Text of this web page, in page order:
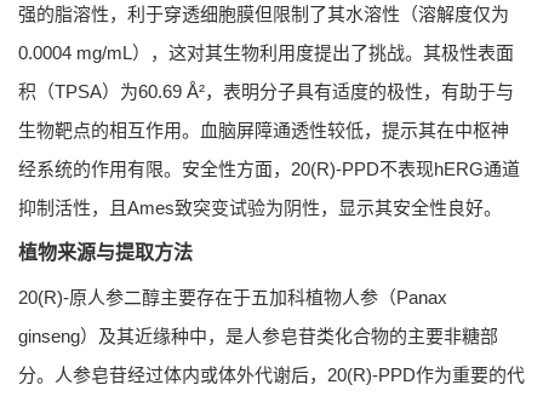
强的脂溶性，利于穿透细胞膜但限制了其水溶性（溶解度仅为
0.0004 mg/mL），这对其生物利用度提出了挑战。其极性表面
积（TPSA）为60.69 Å²，表明分子具有适度的极性，有助于与
生物靶点的相互作用。血脑屏障通透性较低，提示其在中枢神
经系统的作用有限。安全性方面，20(R)-PPD不表现hERG通道
抑制活性，且Ames致突变试验为阴性，显示其安全性良好。
植物来源与提取方法
20(R)-原人参二醇主要存在于五加科植物人参（Panax
ginseng）及其近缘种中，是人参皂苷类化合物的主要非糖部
分。人参皂苷经过体内或体外代谢后，20(R)-PPD作为重要的代